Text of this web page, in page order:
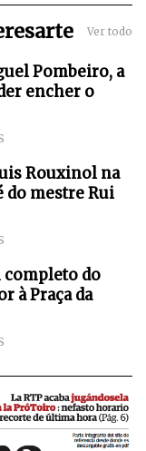
Ver todo
Pombeiro, a
encher o
Rouxinol na
do mestre Rui
completo do
à Praça da